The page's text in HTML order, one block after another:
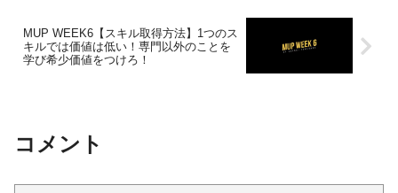
MUP WEEK6【スキル取得方法】1つのス
キルでは価値は低い！専門以外のことを
学び希少価値をつけろ！
コメント